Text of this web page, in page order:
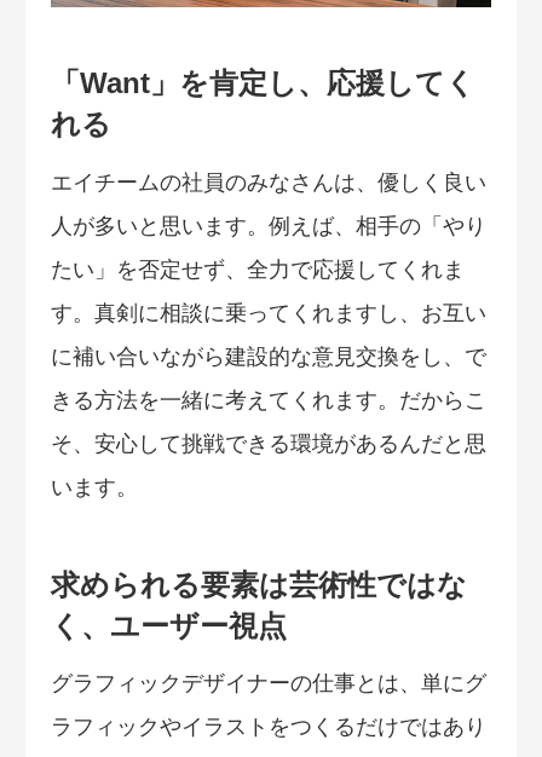
「Want」を肯定し、応援してく
れる
エイチームの社員のみなさんは、優しく良い
人が多いと思います。例えば、相手の「やり
たい」を否定せず、全力で応援してくれま
す。真剣に相談に乗ってくれますし、お互い
に補い合いながら建設的な意見交換をし、で
きる方法を一緒に考えてくれます。だからこ
そ、安心して挑戦できる環境があるんだと思
います。
求められる要素は芸術性ではな
く、ユーザー視点
グラフィックデザイナーの仕事とは、単にグ
ラフィックやイラストをつくるだけではあり